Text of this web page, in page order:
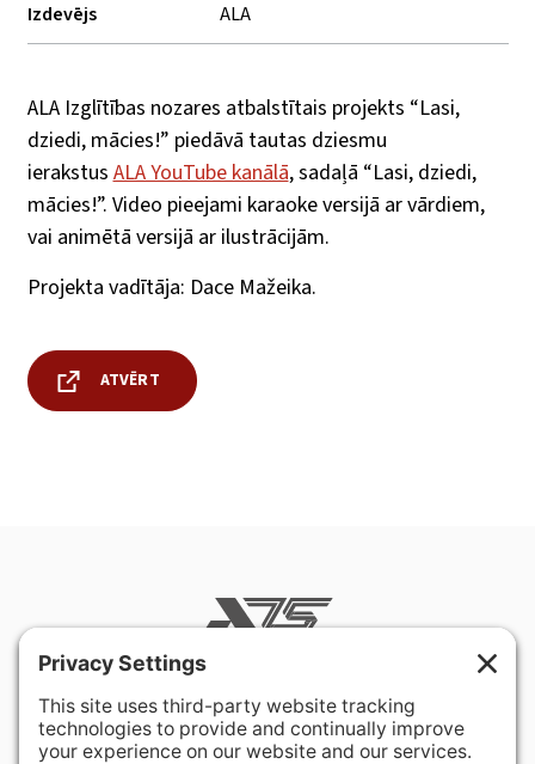
Izdevējs ALA
ALA Izglītības nozares atbalstītais projekts “Lasi,
dziedi, mācies!” piedāvā tautas dziesmu
ierakstusALA YouTube kanālā, sadaļā “Lasi, dziedi,
mācies!”. Video pieejami karaoke versijā ar vārdiem,
vai animētā versijā ar ilustrācijām.
Projekta vadītāja: Dace Mažeika.
ATVĒRT
Rockville, MD 20850-3121 USA